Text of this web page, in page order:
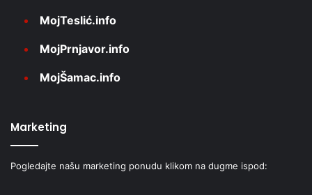
MojTeslić.info
MojPrnjavor.info
MojŠamac.info
Marketing
Pogledajte našu marketing ponudu klikom na dugme ispod: